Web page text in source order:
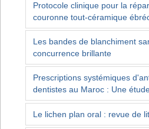
Protocole clinique pour la
couronne tout-céramique
Les bandes de blanchiment
concurrence brillante
Prescriptions systémiques
dentistes au Maroc : Une
Le lichen plan oral : revue de